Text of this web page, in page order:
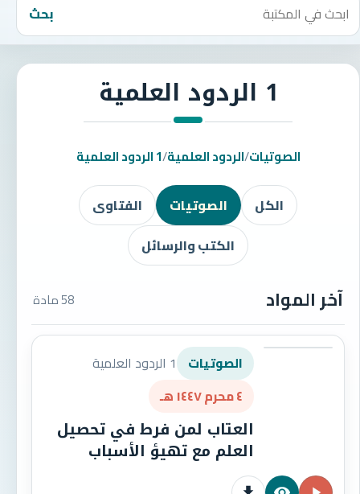
بحث
1 الردود العلمية
الصوتيات/الردود العلمية/1 الردود العلمية
الكل الصوتيات
الفتاوى
الكتب والرسائل
آخر المواد 58 مادة
الصوتيات 1 الردود العلمية
٤ محرم ١٤٤٧ هـ
العتاب لمن فرط في تحصيل
العلم مع تهيؤ الأسباب